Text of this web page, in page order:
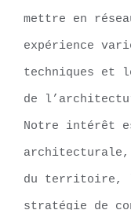
mettre en
expérience
techniques et
de
Notre intérêt
architecturale,
du territoire, le
stratégie de